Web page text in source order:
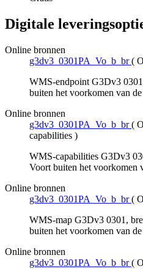
Digitale
Online bronnen
g3dv3_0301PA_Vo_b_br (
WMS-endpoint G3Dv3
buiten het voorkomen van
Online bronnen
g3dv3_0301PA_Vo_b_br (
capabilities )
WMS-capabilities G3Dv3
Voort buiten het voorkomen
Online bronnen
g3dv3_0301PA_Vo_b_br (
WMS-map G3Dv3 0301,
buiten het voorkomen van
Online bronnen
g3dv3_0301PA_Vo_b_br (